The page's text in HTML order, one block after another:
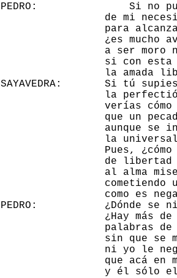
PEDRO:               Si no
de mi
para
¿es mucho
a ser moro
si con esta
la amada
SAYAVEDRA:       Si tú
la
verías cómo
que un
aunque se
la
Pues,
de
al alma
cometiendo
como es
PEDRO:           ¿Dónde se
¿Hay más
palabras
sin que se
ni yo le
que acá en
y él sólo